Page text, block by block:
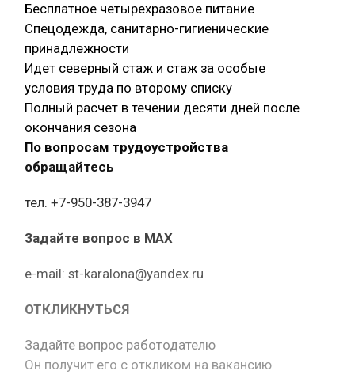
Бесплатное четырехразовое питание
Спецодежда, санитарно-гигиенические
принадлежности
Идет северный стаж и стаж за особые
условия труда по второму списку
Полный расчет в течении десяти дней после
окончания сезона
По вопросам трудоустройства
обращайтесь
тел. +7-950-387-3947
Задайте вопрос в MAX
е-mail: st-karalona@yandex.ru
ОТКЛИКНУТЬСЯ
Задайте вопрос работодателю
Он получит его с откликом на вакансию